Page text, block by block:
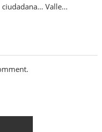
Valle...